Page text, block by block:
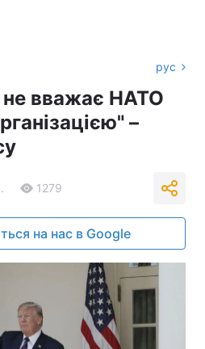
рус
вважає НАТО
–
1279
на нас в Google